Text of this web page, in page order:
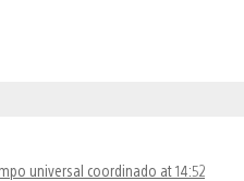
universal coordinado at 14:52